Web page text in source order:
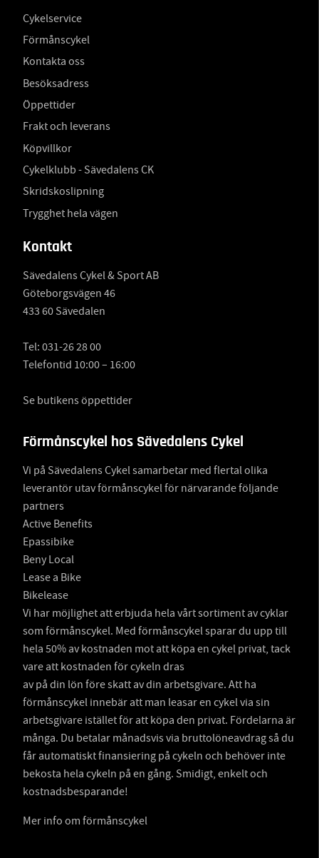
Cykelservice
Förmånscykel
Kontakta oss
Besöksadress
Öppettider
Frakt och leverans
Köpvillkor
Cykelklubb - Sävedalens CK
Skridskoslipning
Trygghet hela vägen
Kontakt
Sävedalens Cykel & Sport AB
Göteborgsvägen 46
433 60 Sävedalen
Tel: 031-26 28 00
Telefontid 10:00 – 16:00
Se butikens öppettider
Förmånscykel hos Sävedalens Cykel
Vi på Sävedalens Cykel samarbetar med flertal olika
leverantör utav förmånscykel för närvarande följande
partners
Active Benefits
Epassibike
Beny Local
Lease a Bike
Bikelease
Vi har möjlighet att erbjuda hela vårt sortiment av cyklar
som förmånscykel. Med förmånscykel sparar du upp till
hela 50% av kostnaden mot att köpa en cykel privat, tack
vare att kostnaden för cykeln dras
av på din lön före skatt av din arbetsgivare. Att ha
förmånscykel innebär att man leasar en cykel via sin
arbetsgivare istället för att köpa den privat. Fördelarna är
många. Du betalar månadsvis via bruttolöneavdrag så du
får automatiskt finansiering på cykeln och behöver inte
bekosta hela cykeln på en gång. Smidigt, enkelt och
kostnadsbesparande!
Mer info om förmånscykel